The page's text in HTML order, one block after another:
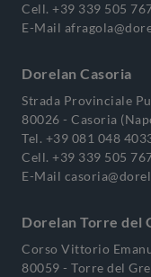
Cell. +39 339 505
E-Mail
Dorelan Casoria
Strada Provinciale
80026 - Casoria
Tel. +39 081 048
Cell. +39 339 505
E-Mail
Dorelan Torre del
Corso Vittorio
80059 - Torre del